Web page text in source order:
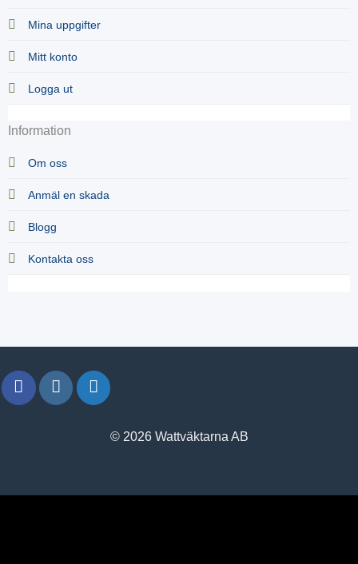
Mina uppgifter
Mitt konto
Logga ut
Information
Om oss
Anmäl en skada
Blogg
Kontakta oss
© 2026 Wattväktarna AB